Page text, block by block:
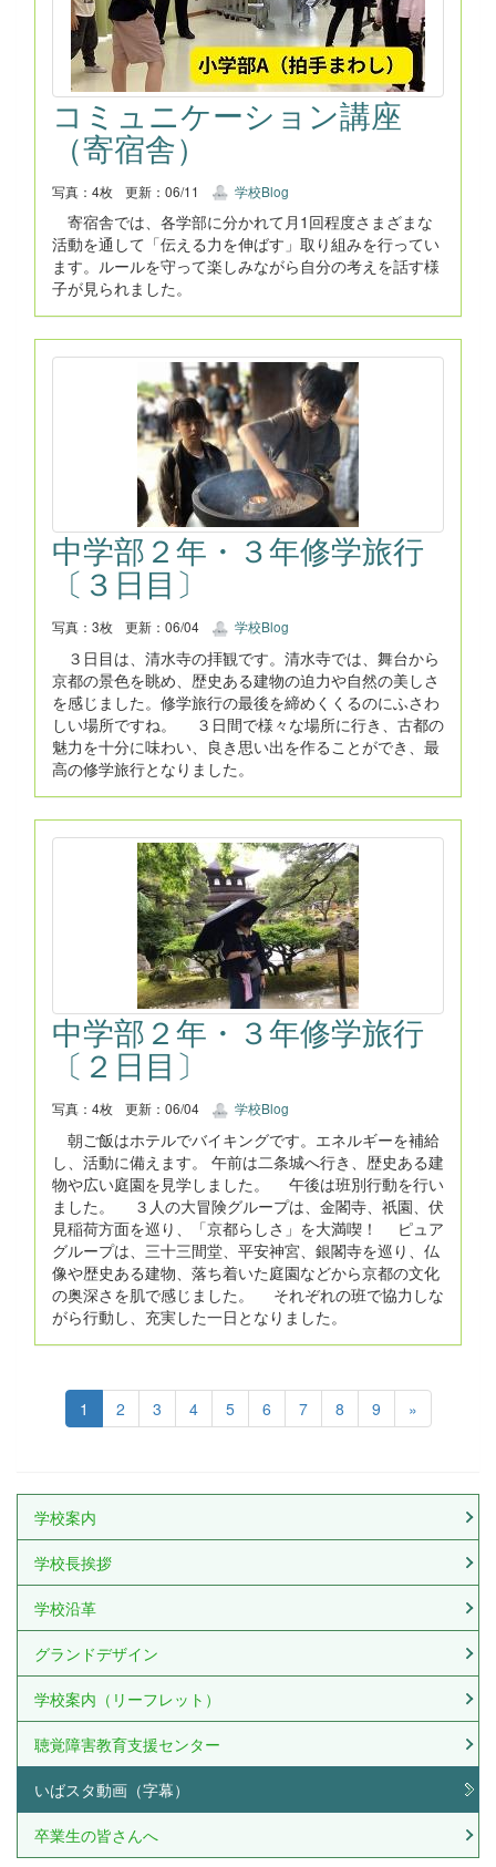
コミュニケーション講座
（寄宿舎）
写真：4枚 更新：06/11 学校Blog
寄宿舎では、各学部に分かれて月1回程度さまざまな
活動を通して「伝える力を伸ばす」取り組みを行ってい
ます。ルールを守って楽しみながら自分の考えを話す様
子が見られました。
中学部２年・３年修学旅行
〔３日目〕
写真：3枚 更新：06/04 学校Blog
３日目は、清水寺の拝観です。清水寺では、舞台から
京都の景色を眺め、歴史ある建物の迫力や自然の美しさ
を感じました。修学旅行の最後を締めくくるのにふさわ
しい場所ですね。 ３日間で様々な場所に行き、古都の
魅力を十分に味わい、良き思い出を作ることができ、最
高の修学旅行となりました。
中学部２年・３年修学旅行
〔２日目〕
写真：4枚 更新：06/04 学校Blog
朝ご飯はホテルでバイキングです。エネルギーを補給
し、活動に備えます。 午前は二条城へ行き、歴史ある建
物や広い庭園を見学しました。 午後は班別行動を行い
ました。 ３人の大冒険グループは、金閣寺、祇園、伏
見稲荷方面を巡り、「京都らしさ」を大満喫！ ピュア
グループは、三十三間堂、平安神宮、銀閣寺を巡り、仏
像や歴史ある建物、落ち着いた庭園などから京都の文化
の奥深さを肌で感じました。 それぞれの班で協力しな
がら行動し、充実した一日となりました。
1 2 3 4 5 6 7 8 9 »
学校案内
学校長挨拶
学校沿革
グランドデザイン
学校案内（リーフレット）
聴覚障害教育支援センター
いばスタ動画（字幕）
卒業生の皆さんへ